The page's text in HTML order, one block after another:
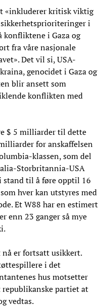
«inkluderer kritisk viktig
i
konfliktene i Gaza og
fra våre nasjonale
Det vil si, USA-
genocidet i Gaza og
blir ansett som
konflikten med
$ 5 milliarder til dette
for anskaffelsen
klassen, som del
Storbritannia-USA
stand til å føre opptil 16
hver kan utstyres med
Et W88 har en estimert
enn 23 ganger så mye
er fortsatt usikkert.
i det
hus motsetter
republikanske partiet at
vedtas.